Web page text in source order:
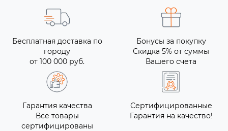
Бесплатная доставка по
городу
от 100 000 руб.
Бонусы за покупку
Скидка 5% от суммы
Вашего счета
Гарантия качества
Все товары
сертифицированы
Сертифицированные
Гарантия на качество!